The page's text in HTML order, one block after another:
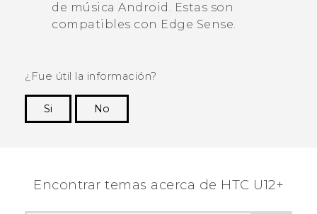
de música Android . Estas son
compatibles con Edge Sense.
¿Fue útil la información?
Si
No
Encontrar temas acerca de HTC U12+